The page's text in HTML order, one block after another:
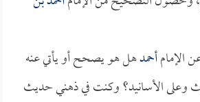
الإمامأحمدهل هو يصحح أو يأتي عنه
وعلى الأسانيد؟ وكنت في ذهني حديث